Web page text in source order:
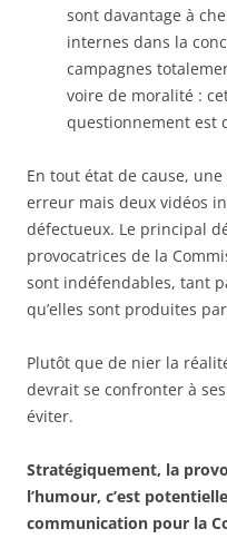
sont davantage à
internes dans la
campagnes
voire de moralité :
questionnement est
En tout état de cause,
erreur mais deux vidéos
défectueux. Le principal
provocatrices de la
sont indéfendables, tant
qu’elles sont produites
Plutôt que de nier la
devrait se confronter à
éviter.
Stratégiquement, la
l’humour, c’est
communication pour la